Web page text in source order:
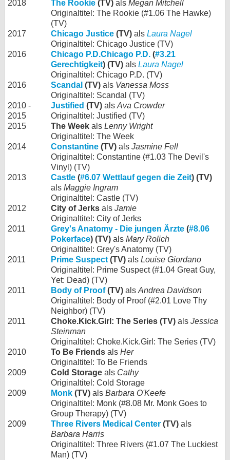
2018 The Rookie (TV) als Megan Mitchell
Originaltitel: The Rookie (#1.06 The Hawke)
(TV)
2017
Chicago Justice (TV) als Laura Nagel
Originaltitel: Chicago Justice (TV)
2016
Chicago P.D.Chicago P.D. (#3.21
Gerechtigkeit) (TV) als Laura Nagel
Originaltitel: Chicago P.D. (TV)
2016
Scandal (TV) als Vanessa Moss
Originaltitel: Scandal (TV)
2010 -
2015
Justified (TV) alsAva Crowder
Originaltitel: Justified (TV)
2015
The Week als Lenny Wright
Originaltitel: The Week
2014
Constantine (TV) als Jasmine Fell
Originaltitel: Constantine (#1.03 The Devil's
Vinyl) (TV)
2013
Castle (#6.07 Wettlauf gegen die Zeit) (TV)
als Maggie Ingram
Originaltitel: Castle (TV)
2012
City of Jerks als Jamie
Originaltitel: City of Jerks
2011
Grey's Anatomy - Die jungen Ärzte (#8.06
Pokerface) (TV) als Mary Rolich
Originaltitel: Grey's Anatomy (TV)
2011
Prime Suspect(TV) als Louise Giordano
Originaltitel: Prime Suspect (#1.04 Great Guy,
Yet: Dead) (TV)
2011
Body of Proof(TV) alsAndrea Davidson
Originaltitel: Body of Proof (#2.01 Love Thy
Neighbor) (TV)
2011
Choke.Kick.Girl: The Series (TV) als Jessica
Steinman
Originaltitel: Choke.Kick.Girl: The Series (TV)
2010
To Be Friends als Her
Originaltitel: To Be Friends
2009
Cold Storage als Cathy
Originaltitel: Cold Storage
2009
Monk (TV) als Barbara O'Keefe
Originaltitel: Monk (#8.08 Mr. Monk Goes to
Group Therapy) (TV)
2009
Three Rivers Medical Center (TV) als
Barbara Harris
Originaltitel: Three Rivers (#1.07 The Luckiest
Man) (TV)